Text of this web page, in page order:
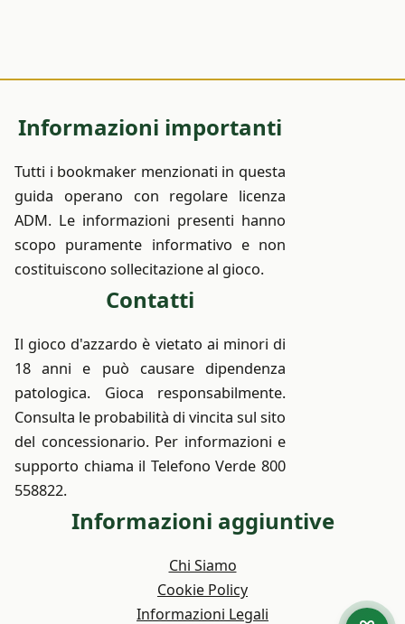
Informazioni importanti
Tutti i bookmaker menzionati in questa
guida operano con regolare licenza
ADM. Le informazioni presenti hanno
scopo puramente informativo e non
costituiscono sollecitazione al gioco.
Сontatti
Il gioco d'azzardo è vietato ai minori di
18 anni e può causare dipendenza
patologica. Gioca responsabilmente.
Consulta le probabilità di vincita sul sito
del concessionario. Per informazioni e
supporto chiama il Telefono Verde 800
558822.
Informazioni aggiuntive
Chi Siamo
Cookie Policy
Informazioni Legali